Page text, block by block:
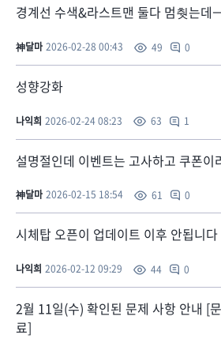
경계선 수색&라스트맨 둘다 멈췃는데
神달마 2026-02-28 00:43 49 0
성향강화
나익희 2026-02-24 08:23 63 1
설명절인데 이벤트는 고사하고 쿠폰이
神달마 2026-02-15 18:54 61 0
시체탑 오픈이 업데이트 이후 안됩니다
나익희 2026-02-12 09:29 44 0
2월 11일(수) 확인된 문제 사항 안내 [
료]